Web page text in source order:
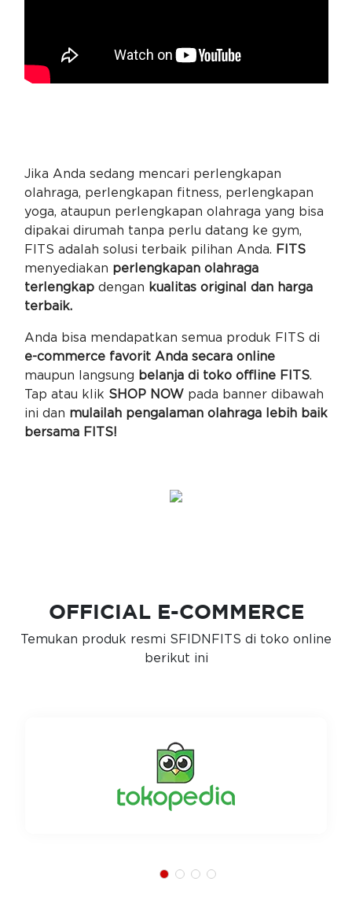
Jika Anda sedang mencari perlengkapan
olahraga, perlengkapan fitness, perlengkapan
yoga, ataupun perlengkapan olahraga yang bisa
dipakai dirumah tanpa perlu datang ke gym,
FITS adalah solusi terbaik pilihan Anda. FITS
menyediakan perlengkapan olahraga
terlengkapdengan kualitas original dan harga
terbaik.
Anda bisa mendapatkan semua produk FITS di
e-commerce favorit Anda secara online
maupun langsung belanja di toko offline FITS.
Tap atau klik SHOP NOW pada banner dibawah
ini dan mulailah pengalaman olahraga lebih baik
bersama FITS!
OFFICIAL E-COMMERCE
Temukan produk resmi SFIDNFITS di toko online
berikut ini